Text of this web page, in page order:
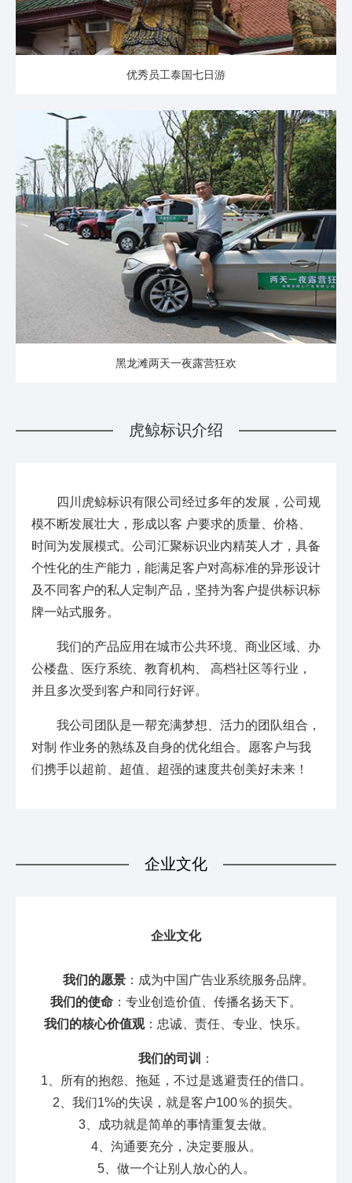
优秀员工泰国七日游
黑龙滩两天一夜露营狂欢
虎鲸标识介绍
四川虎鲸标识有限公司经过多年的发展，公司规
模不断发展壮大，形成以客 户要求的质量、价格、
时间为发展模式。公司汇聚标识业内精英人才，具备
个性化的生产能力，能满足客户对高标准的异形设计
及不同客户的私人定制产品，坚持为客户提供标识标
牌一站式服务。
我们的产品应用在城市公共环境、商业区域、办
公楼盘、医疗系统、教育机构、 高档社区等行业，
并且多次受到客户和同行好评。
我公司团队是一帮充满梦想、活力的团队组合，
对制 作业务的熟练及自身的优化组合。愿客户与我
们携手以超前、超值、超强的速度共创美好未来！
企业文化
企业文化
我们的愿景 ：成为中国广告业系统服务品牌。
我们的使命 ：专业创造价值、传播名扬天下。
我们的核心价值观：忠诚、责任、专业、快乐。
我们的司训
：
1、所有的抱怨、拖延，不过是逃避责任的借口。
2、我们1%的失误，就是客户100％的损失。
3、成功就是简单的事情重复去做。
4、沟通要充分，决定要服从。
5、做一个让别人放心的人。